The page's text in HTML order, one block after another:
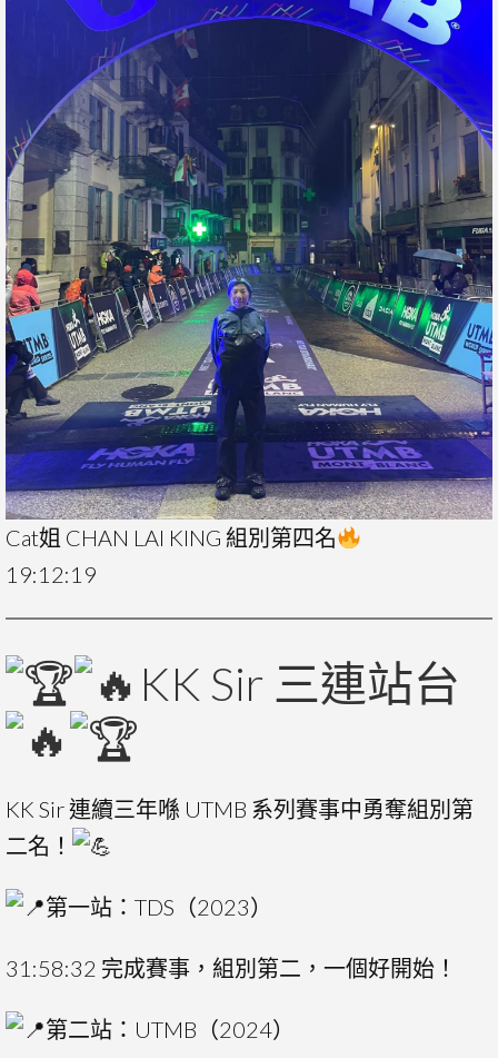
Cat姐 CHAN LAI KING 組別第四名
19:12:19
KK Sir 三連站台
KK Sir 連續三年喺 UTMB 系列賽事中勇奪組別第
二名！
第一站：TDS（2023）
31:58:32 完成賽事，組別第二，一個好開始！
第二站：UTMB（2024）